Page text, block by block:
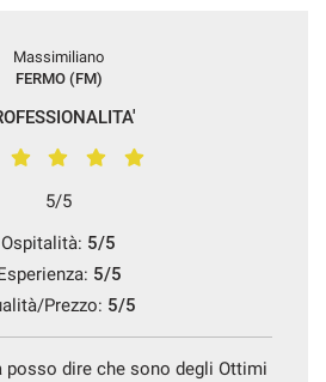
Massimiliano
FERMO (FM)
5/5
Ospitalità: 5/5
5/5
Prezzo: 5/5
posso dire che sono degli Ottimi